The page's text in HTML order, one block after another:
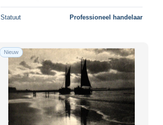
Statuut Professioneel handelaar
Nieuw